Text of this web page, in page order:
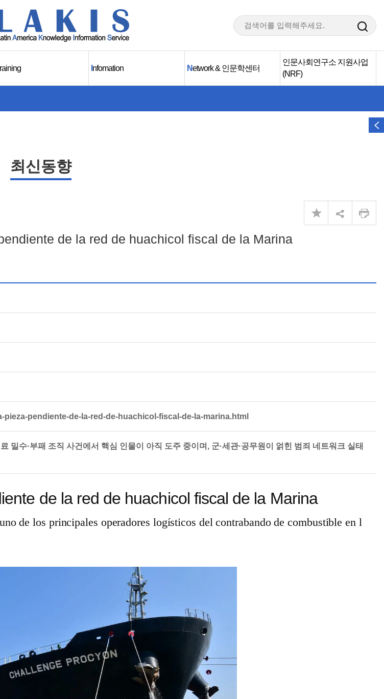
raining nfomation Network & 인문학센터
인문사회연구소 지원사업
(NRF)
최신동향
de la red de huachicol fiscal de la Marina
pendiente-de-la-red-de-huachicol-fiscal-de-la-marina.html
수·부패 조직 사건에서 핵심 인물이 아직 도주 중이며, 군·세관·공무원이 얽힌 범죄 네트워크 실태
de la red de huachicol fiscal de la Marina
de los principales operadores logísticos del contrabando de combustible en l